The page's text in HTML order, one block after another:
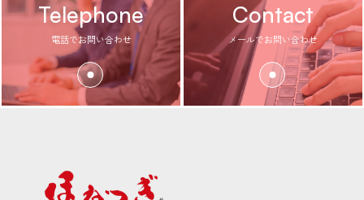
Telephone
電話でお問い合わせ
Contact
メールでお問い合わせ